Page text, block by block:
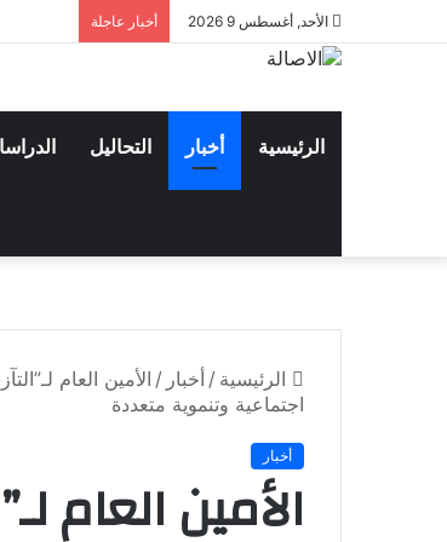
الأحد, أغسطس 9 2026 أخبار عاجلة
الرئيسية أخبار التحاليل
الرئيسية / أخبار / الأمين العام
اجتماعية وتنموية متعددة
أخبار
الأمين العام